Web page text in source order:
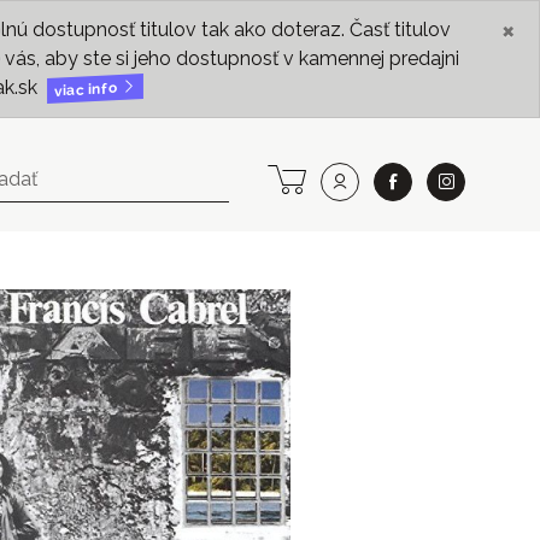
dostupnosť titulov tak ako doteraz. Časť titulov
aby ste si jeho dostupnosť v kamennej predajni
viac info
×